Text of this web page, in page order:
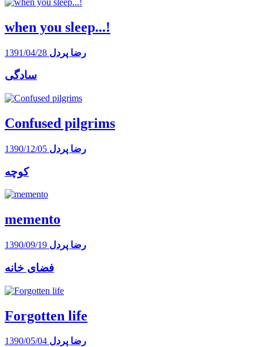
when you sleep...!
رضا پردل 1391/04/28
سادگی
Confused pilgrims
رضا پردل 1390/12/05
کوچه
memento
رضا پردل 1390/09/19
فضای خانه
Forgotten life
رضا پردل 1390/05/04